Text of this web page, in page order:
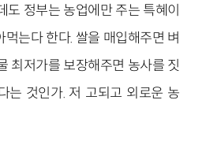
도 정부는 농업에만 주는 특혜이
는다 한다. 쌀을 매입해주면 벼
최저가를 보장해주면 농사를 짓
는 것인가. 저 고되고 외로운 농